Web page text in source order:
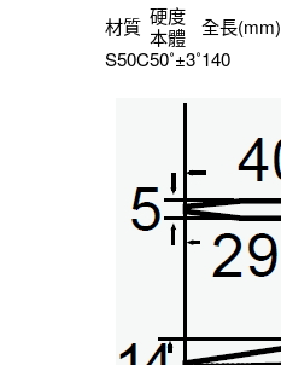
材質 硬度 全長(mm)
本體
S50C50˚±3˚140